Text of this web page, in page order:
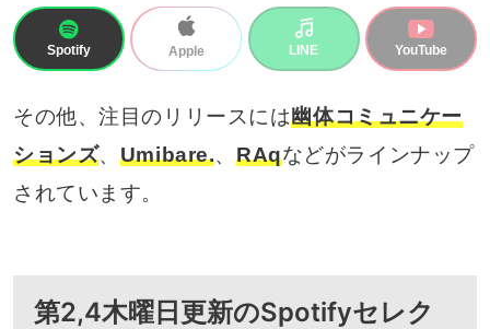
Spotify Apple LINE YouTube
その他、注目のリリースには幽体コミュニケー
ションズ、 Umibare.、 RAqなどがラインナップ
されています。
第2,4木曜日更新のSpotifyセレク